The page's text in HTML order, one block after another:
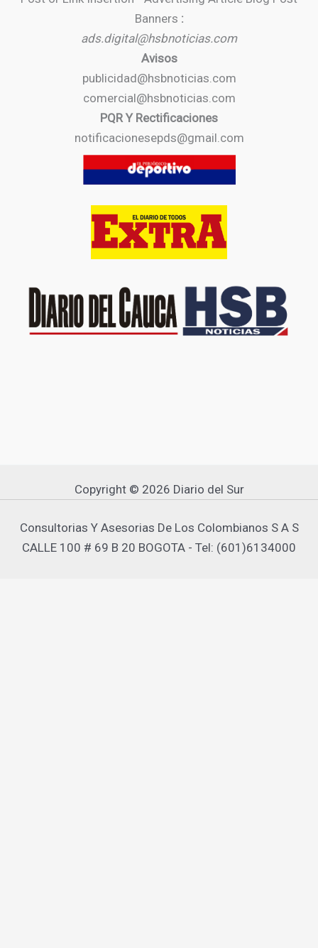
Banners :
ads.digital@hsbnoticias.com
Avisos
publicidad@hsbnoticias.com
comercial@hsbnoticias.com
PQR Y Rectificaciones
notificacionesepds@gmail.com
Copyright © 2026 Diario del Sur
Consultorias Y Asesorias De Los Colombianos S A S
CALLE 100 # 69 B 20 BOGOTA - Tel: (601)6134000